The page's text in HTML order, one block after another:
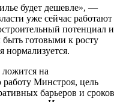
будет дешевле», —
уже сейчас работают
потенциал и
быть готовыми к росту
нормализуется.
ложится на
Минстроя, цель
барьеров и сроков